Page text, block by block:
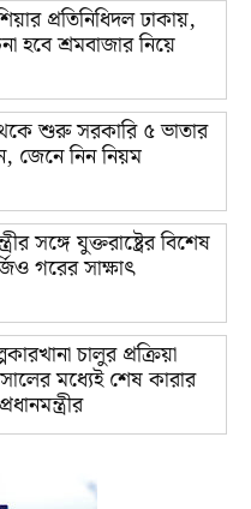
প্রতিনিধিদল ঢাকায়,
হবে শ্রমবাজার নিয়ে
শুরু সরকারি ৫ ভাতার
জেনে নিন নিয়ম
সঙ্গে যুক্তরাষ্ট্রের বিশেষ
গরের সাক্ষাৎ
চালুর প্রক্রিয়া
মধ্যেই শেষ কারার